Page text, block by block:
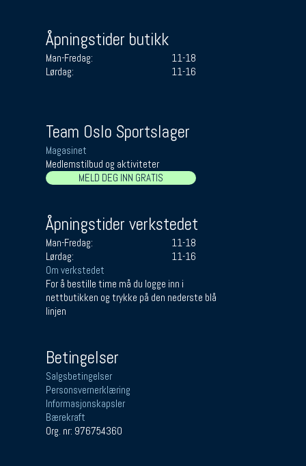
Åpningstider butikk
Man-Fredag:
11-18
Lørdag:
11-16
Team Oslo Sportslager
Magasinet
Medlemstilbud og aktiviteter
MELD DEG INN GRATIS
Åpningstider verkstedet
Man-Fredag:
11-18
Lørdag:
11-16
Om verkstedet
For å bestille time må du logge inn i
nettbutikken og trykke på den nederste blå
linjen
Betingelser
Salgsbetingelser
Personsvernerklæring
Informasjonskapsler
Bærekraft
Org. nr: 976754360